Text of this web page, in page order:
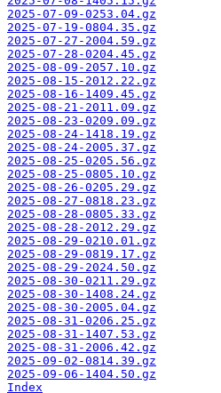
2025-07-09-0253.04.gz
2025-07-19-0804.35.gz
2025-07-27-2004.59.gz
2025-07-28-0204.45.gz
2025-08-09-2057.10.gz
2025-08-15-2012.22.gz
2025-08-16-1409.45.gz
2025-08-21-2011.09.gz
2025-08-23-0209.09.gz
2025-08-24-1418.19.gz
2025-08-24-2005.37.gz
2025-08-25-0205.56.gz
2025-08-25-0805.10.gz
2025-08-26-0205.29.gz
2025-08-27-0818.23.gz
2025-08-28-0805.33.gz
2025-08-28-2012.29.gz
2025-08-29-0210.01.gz
2025-08-29-0819.17.gz
2025-08-29-2024.50.gz
2025-08-30-0211.29.gz
2025-08-30-1408.24.gz
2025-08-30-2005.04.gz
2025-08-31-0206.25.gz
2025-08-31-1407.53.gz
2025-08-31-2006.42.gz
2025-09-02-0814.39.gz
2025-09-06-1404.50.gz
Index